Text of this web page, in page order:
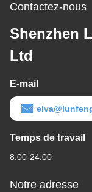
Contactez-nous
Shenzhen
Ltd
E-mail
Temps de travail
8:00-24:00
Notre adresse